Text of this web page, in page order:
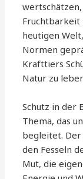
Fruchtbarkeit
heutigen
Normen
Krafttiers
Natur zu
Schutz in der
Thema, das
begleitet. Der
den Fesseln
Mut, die